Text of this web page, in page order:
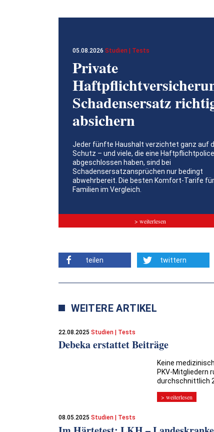
05.08.2026 Studien | Tests
Private
Schadensersatz
absichern
Jeder fünfte Haushalt verzichtet ganz auf
Schutz – und viele, die eine Haftpflichtpolice
abgeschlossen haben, sind bei
Schadensersatzansprüchen nur bedingt
abwehrbereit. Die besten Komfort-Tarife für
Familien im Vergleich.
> weiterlesen
teilen twittern
WEITERE ARTIKEL
22.08.2025 Studien | Tests
Debeka erstattet Beiträge
Keine
PKV-Mitgliedern
durchschnittlich
> weiterlesen
08.05.2025 Studien | Tests